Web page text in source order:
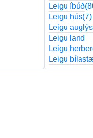
Leigu íbúð
Leigu hús(7)
Leigu
Leigu land
Leigu
Leigu